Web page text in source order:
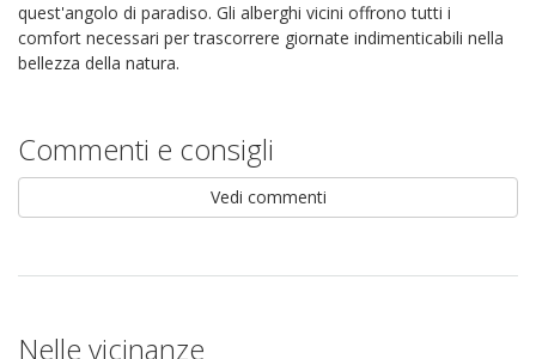
quest'angolo di paradiso. Gli alberghi vicini offrono tutti i
comfort necessari per trascorrere giornate indimenticabili nella
bellezza della natura.
Commenti e consigli
Vedi commenti
Nelle vicinanze